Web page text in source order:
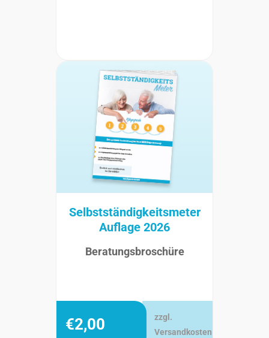
Selbstständigkeitsmeter
Auflage 2026
Beratungsbroschüre
€2,00
zzgl.
Versandkosten